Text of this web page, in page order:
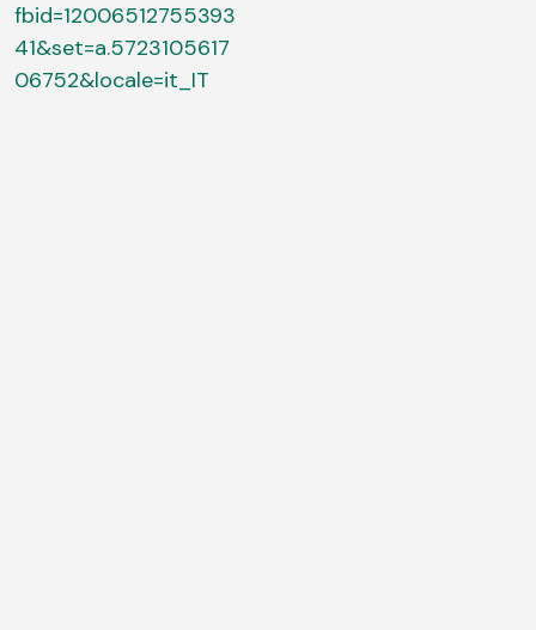
fbid=12006512755393
41&set=a.5723105617
06752&locale=it_IT